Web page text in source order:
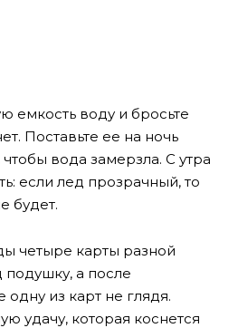
емкость воду и бросьте
Поставьте ее на ночь
вода замерзла. С утра
если лед прозрачный, то
будет.
четыре карты разной
подушку, а после
из карт не глядя.
удачу, которая коснется